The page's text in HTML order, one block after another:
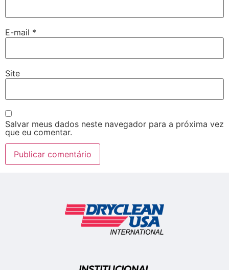
E-mail *
Site
Salvar meus dados neste navegador para a próxima vez
que eu comentar.